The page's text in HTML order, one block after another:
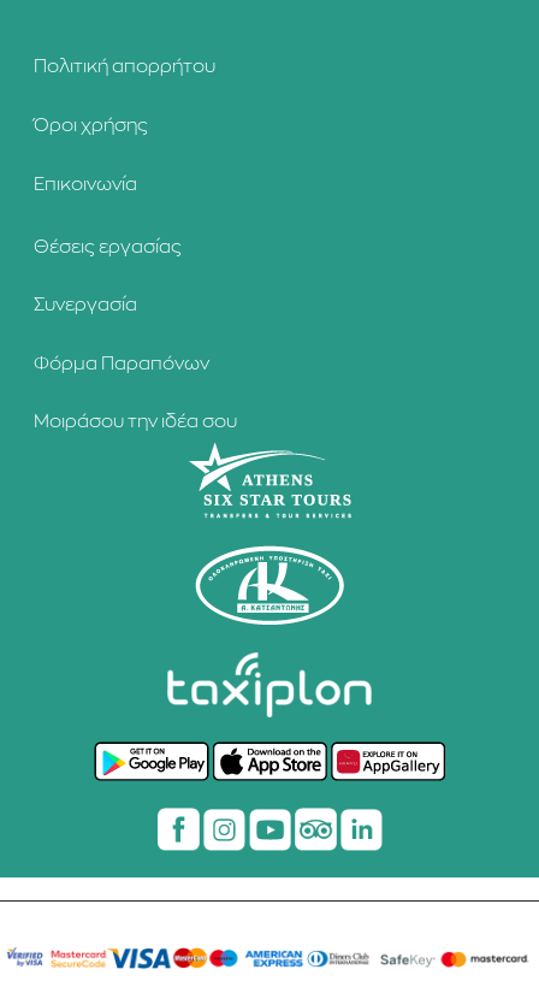
Πολιτική απορρήτου
Όροι χρήσης
Επικοινωνία
Θέσεις εργασίας
Συνεργασία
Φόρμα Παραπόνων
Μοιράσου την ιδέα σου